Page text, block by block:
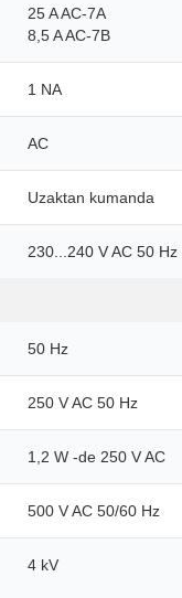
25 A AC-7A
8,5 A AC-7B
1 NA
AC
Uzaktan kumanda
230...240 V AC 50 Hz
50 Hz
250 V AC 50 Hz
1,2 W -de 250 V AC
500 V AC 50/60 Hz
4 kV